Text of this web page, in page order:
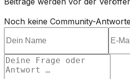
Noch keine Community-